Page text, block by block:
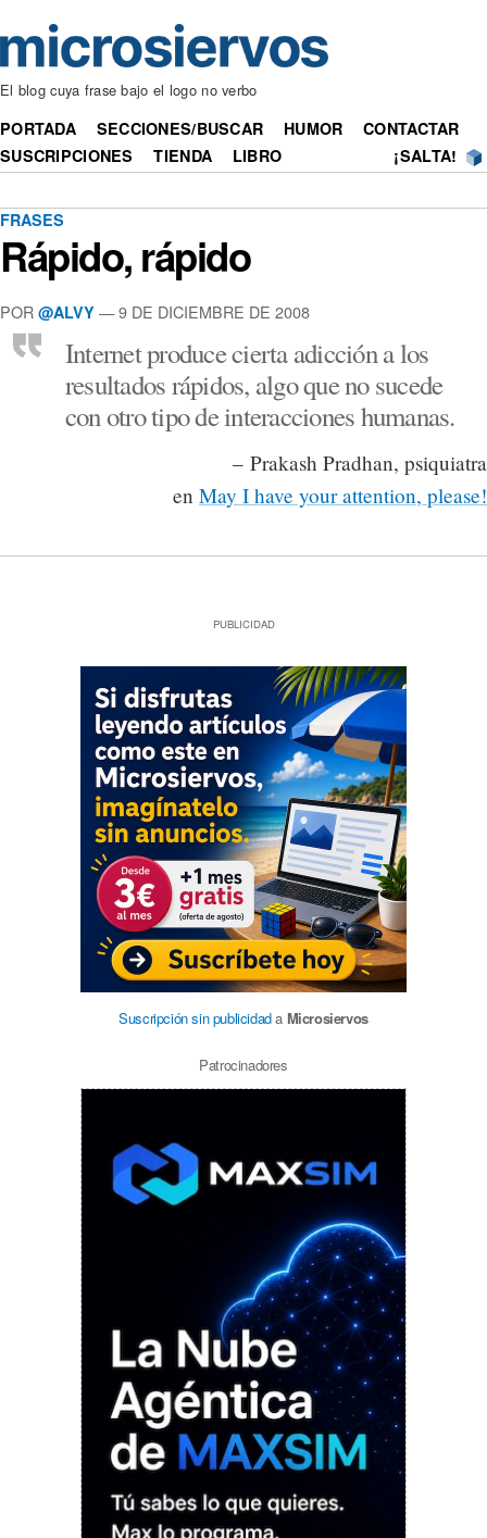
El blog cuya frase bajo el logo no verbo
PORTADA SECCIONES/BUSCAR HUMOR
CONTACTAR
SUSCRIPCIONES
TIENDA LIBRO ¡SALTA!
FRASES
Rápido, rápido
POR @ALVY — 9 DE DICIEMBRE DE 2008
Internet produce cierta adicción a los
resultados rápidos, algo que no sucede
con otro tipo de interacciones humanas.
– Prakash Pradhan, psiquiatra
en May I have your attention, please!
PUBLICIDAD
Suscripción sin publicidada Microsiervos
Patrocinadores